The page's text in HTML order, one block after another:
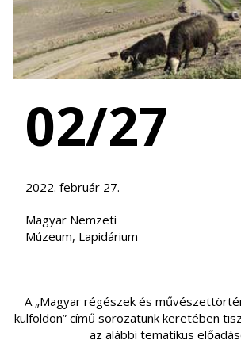
02/27
2022. február 27. -
Magyar Nemzeti
Múzeum, Lapidárium
A „Magyar régészek és
külföldön” című sorozatunk keretében
az alábbi tematikus